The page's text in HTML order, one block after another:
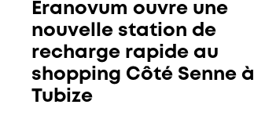
Eranovum ouvre une
nouvelle station de
recharge rapide au
shopping Côté Senne à
Tubize